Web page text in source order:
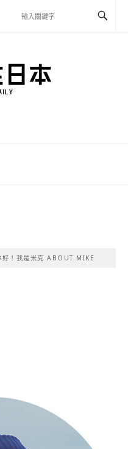
好！我是米克 ABOUT MIKE